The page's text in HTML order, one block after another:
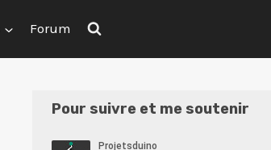
Forum
Pour suivre et me soutenir